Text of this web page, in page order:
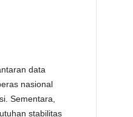
data
nasional
Sementara,
stabilitas